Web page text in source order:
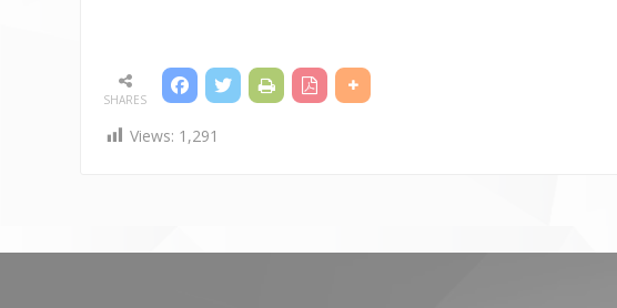
SHARES
Views: 1,291